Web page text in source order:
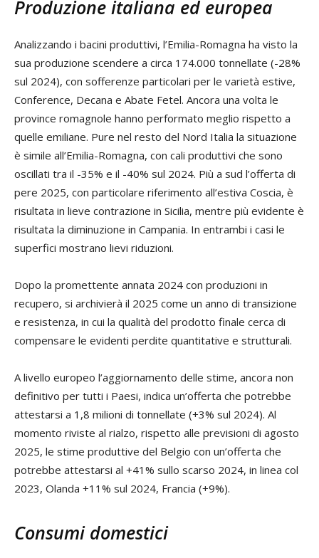
Produzione italiana ed europea
Analizzando i bacini produttivi, l’Emilia-Romagna ha visto la
sua produzione scendere a circa 174.000 tonnellate (-28%
sul 2024), con sofferenze particolari per le varietà estive,
Conference, Decana e Abate Fetel. Ancora una volta le
province romagnole hanno performato meglio rispetto a
quelle emiliane. Pure nel resto del Nord Italia la situazione
è simile all’Emilia-Romagna, con cali produttivi che sono
oscillati tra il -35% e il -40% sul 2024. Più a sud l’offerta di
pere 2025, con particolare riferimento all’estiva Coscia, è
risultata in lieve contrazione in Sicilia, mentre più evidente è
risultata la diminuzione in Campania. In entrambi i casi le
superfici mostrano lievi riduzioni.
Dopo la promettente annata 2024 con produzioni in
recupero, si archivierà il 2025 come un anno di transizione
e resistenza, in cui la qualità del prodotto finale cerca di
compensare le evidenti perdite quantitative e strutturali.
A livello europeo l’aggiornamento delle stime, ancora non
definitivo per tutti i Paesi, indica un’offerta che potrebbe
attestarsi a 1,8 milioni di tonnellate (+3% sul 2024). Al
momento riviste al rialzo, rispetto alle previsioni di agosto
2025, le stime produttive del Belgio con un’offerta che
potrebbe attestarsi al +41% sullo scarso 2024, in linea col
2023, Olanda +11% sul 2024, Francia (+9%).
Consumi domestici